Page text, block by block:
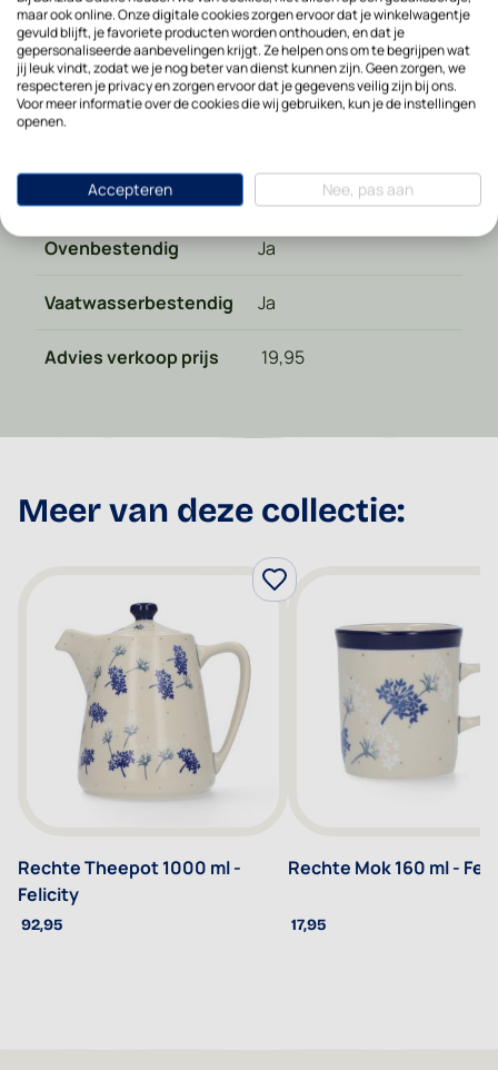
Diepte in cm 16
Land van herkomst Polen
Magnetronbestendig
Ovenbestendig Ja
Vaatwasserbestendig Ja
Advies verkoop prijs 19,95
Meer van deze collectie:
Rechte Theepot 1000 ml -
Felicity
92,95
Rechte Mok 160 ml -
17,95
maar ook online. Onze digitale cookies zorgen ervoor dat je winkelwagentje
gevuld blijft, je favoriete producten worden onthouden, en dat je
gepersonaliseerde aanbevelingen krijgt. Ze helpen ons om te begrijpen wat
jij leuk vindt, zodat we je nog beter van dienst kunnen zijn. Geen zorgen, we
respecteren je privacy en zorgen ervoor dat je gegevens veilig zijn bij ons.
Voor meer informatie over de cookies die wij gebruiken, kun je de instellingen
openen.
Accepteren Nee, pas aan